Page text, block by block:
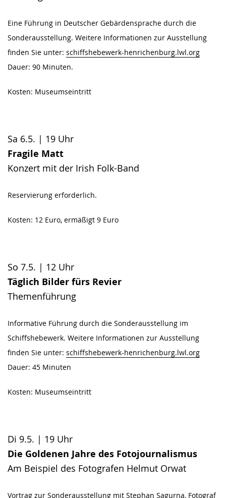
Eine Führung in Deutscher Gebärdensprache durch die
Sonderausstellung. Weitere Informationen zur Ausstellung
finden Sie unter: schiffshebewerk-henrichenburg.lwl.org
Dauer: 90 Minuten.
Kosten: Museumseintritt
Sa 6.5. | 19 Uhr
Fragile Matt
Konzert mit der Irish Folk-Band
Reservierung erforderlich.
Kosten: 12 Euro, ermäßigt 9 Euro
So 7.5. | 12 Uhr
Täglich Bilder fürs Revier
Themenführung
Informative Führung durch die Sonderausstellung im
Schiffshebewerk. Weitere Informationen zur Ausstellung
finden Sie unter: schiffshebewerk-henrichenburg.lwl.org
Dauer: 45 Minuten
Kosten: Museumseintritt
Di 9.5. | 19 Uhr
Die Goldenen Jahre des Fotojournalismus
Am Beispiel des Fotografen Helmut Orwat
Vortrag zur Sonderausstellung mit Stephan Sagurna, Fotograf